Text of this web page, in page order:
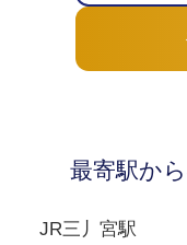
最寄駅か
JR三丿宮駅